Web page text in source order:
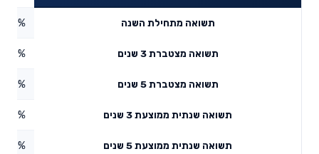
תשואה מתחילת השנה
תשואה מצטברת 3 שנים
תשואה מצטברת 5 שנים
תשואה שנתית ממוצעת 3 שנים
תשואה שנתית ממוצעת 5 שנים